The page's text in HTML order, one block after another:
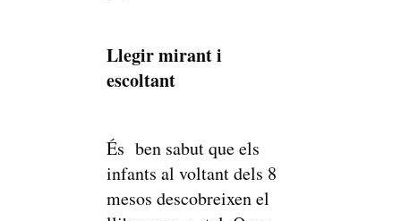
Llegir mirant i
escoltant
És ben sabut que els
infants al voltant dels 8
mesos descobreixen el